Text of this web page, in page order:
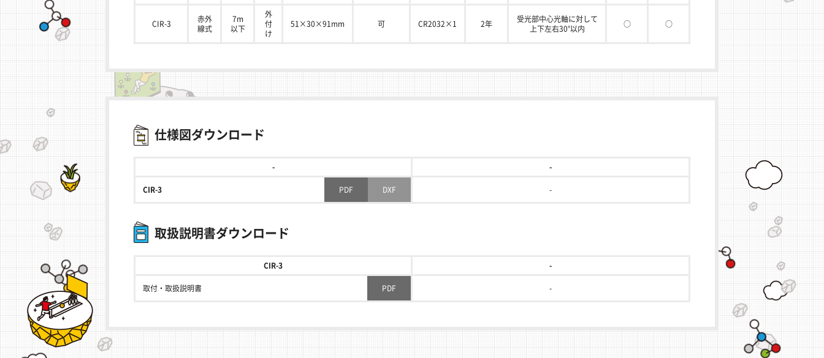
CIR-3
赤外
線式
7m
以下
外
付
け
51×30×91mm 可 CR2032×1 2年
受光部中心光軸に対して
上下左右30°以内
○ ○
仕様図ダウンロード
- -
CIR-3 DXF
PDF -
取扱説明書ダウンロード
CIR-3 -
取付・取扱説明書 PDF -